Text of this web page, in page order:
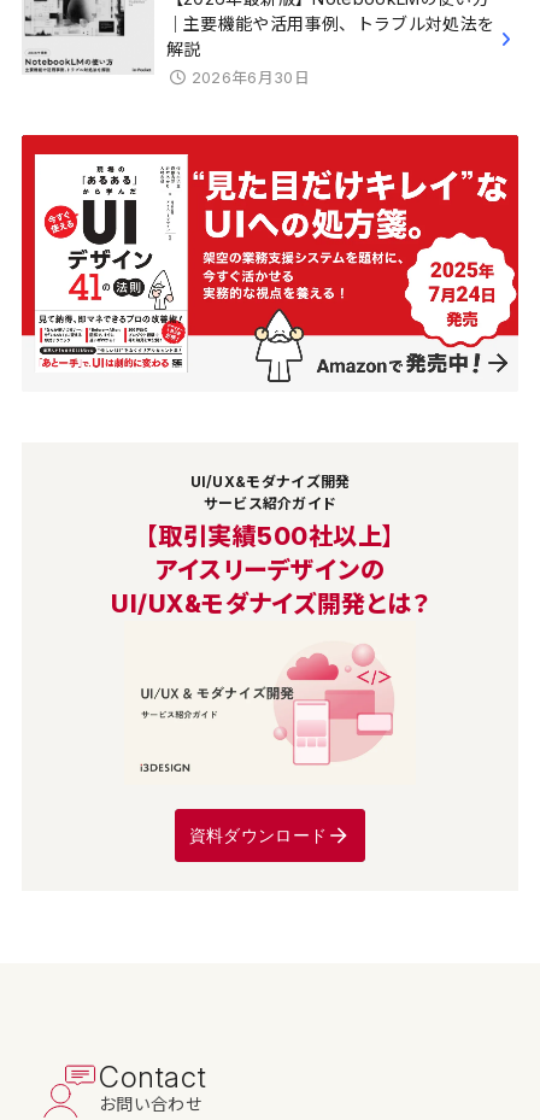
｜主要機能や活用事例、トラブル対処法を
解説
2026年6月30日
UI/UX&モダナイズ開発
サービス紹介ガイド
【取引実績500社以上】
アイスリーデザインの
UI/UX&モダナイズ開発とは？
資料ダウンロード
Contact
お問い合わせ